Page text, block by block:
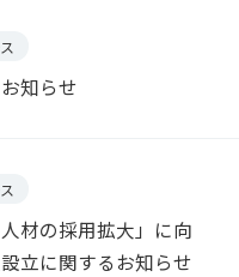
知らせ
人材の採用拡大」に向
立に関するお知らせ